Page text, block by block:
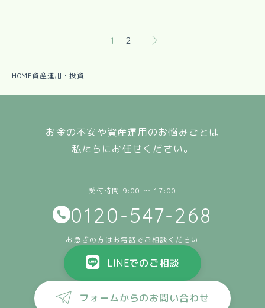
1 2
HOME資産運用・投資
お金の不安や資産運用のお悩みごとは
私たちにお任せください。
受付時間 9:00 〜 17:00
0120-547-268
お急ぎの方はお電話でご相談ください
LINEでのご相談
フォームからのお問い合わせ